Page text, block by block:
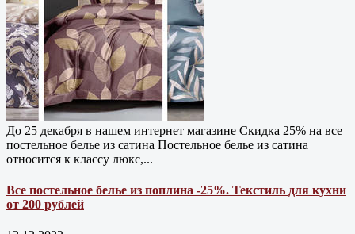
До 25 декабря в нашем интернет магазине Cкидка 25% на все
постельное белье из сатина Постельное белье из сатина
относится к классу люкс,...
Все постельное белье из поплина -25%. Текстиль для кухни
от 200 рублей